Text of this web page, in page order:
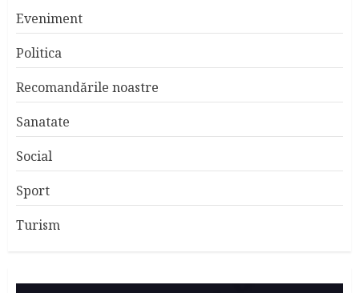
Eveniment
Politica
Recomandările noastre
Sanatate
Social
Sport
Turism